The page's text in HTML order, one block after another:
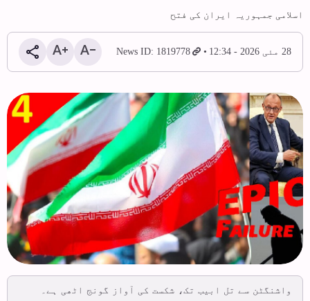
اسلامی جمہوریہ ایران کی فتح
28 مئی 2026 - 12:34 News ID: 1819778
واشنگٹن سے تل ابیب تک، شکست کی آواز گونج اٹھی ہے۔